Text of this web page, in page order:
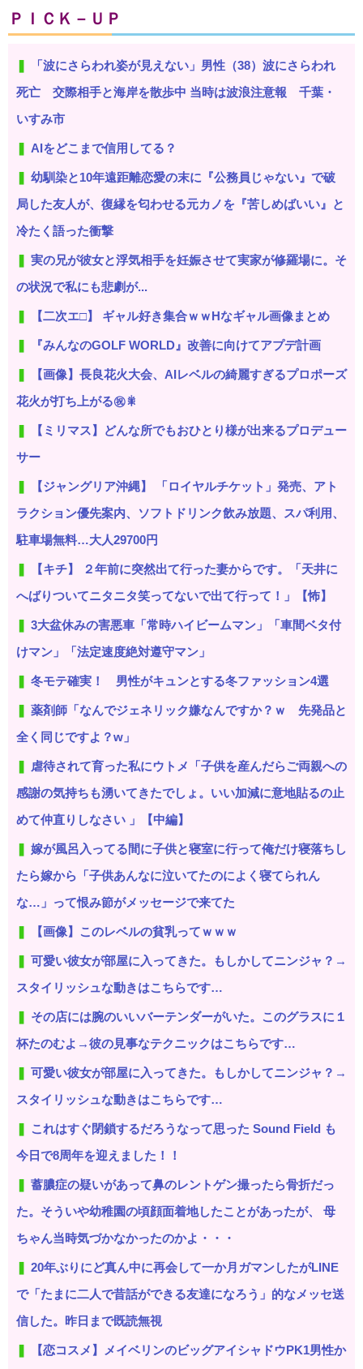
ＰＩＣＫ－ＵＰ
「波にさらわれ姿が見えない」男性（38）波にさらわれ
死亡 交際相手と海岸を散歩中 当時は波浪注意報 千葉・
いすみ市
AIをどこまで信用してる？
幼馴染と10年遠距離恋愛の末に『公務員じゃない』で破
局した友人が、復縁を匂わせる元カノを『苦しめばいい』と
冷たく語った衝撃
実の兄が彼女と浮気相手を妊娠させて実家が修羅場に。そ
の状況で私にも悲劇が...
【二次エ□】 ギャル好き集合ｗｗHなギャル画像まとめ
『みんなのGOLF WORLD』改善に向けてアプデ計画
【画像】長良花火大会、AIレベルの綺麗すぎるプロポーズ
花火が打ち上がる㊗🎇
【ミリマス】どんな所でもおひとり様が出来るプロデュー
サー
【ジャングリア沖縄】 「ロイヤルチケット」発売、アト
ラクション優先案内、ソフトドリンク飲み放題、スパ利用、
駐車場無料…大人29700円
【キチ】 ２年前に突然出て行った妻からです。「天井に
へばりついてニタニタ笑ってないで出て行って！」【怖】
3大盆休みの害悪車「常時ハイビームマン」「車間ベタ付
けマン」「法定速度絶対遵守マン」
冬モテ確実！ 男性がキュンとする冬ファッション4選
薬剤師「なんでジェネリック嫌なんですか？ｗ 先発品と
全く同じですよ？w」
虐待されて育った私にウトメ「子供を産んだらご両親への
感謝の気持ちも湧いてきたでしょ。いい加減に意地貼るの止
めて仲直りしなさい 」【中編】
嫁が風呂入ってる間に子供と寝室に行って俺だけ寝落ちし
たら嫁から「子供あんなに泣いてたのによく寝てられん
な…」って恨み節がメッセージで来てた
【画像】このレベルの貧乳ってｗｗｗ
可愛い彼女が部屋に入ってきた。もしかしてニンジャ？→
スタイリッシュな動きはこちらです…
その店には腕のいいバーテンダーがいた。このグラスに１
杯たのむよ→彼の見事なテクニックはこちらです…
可愛い彼女が部屋に入ってきた。もしかしてニンジャ？→
スタイリッシュな動きはこちらです…
これはすぐ閉鎖するだろうなって思った Sound Field も
今日で8周年を迎えました！！
蓄膿症の疑いがあって鼻のレントゲン撮ったら骨折だっ
た。そういや幼稚園の頃顔面着地したことがあったが、 母
ちゃん当時気づかなかったのかよ・・・
20年ぶりにど真ん中に再会して一か月ガマンしたがLINE
で「たまに二人で昔話ができる友達になろう」的なメッセ送
信した。昨日まで既読無視
【恋コスメ】メイベリンのビッグアイシャドウPK1男性か